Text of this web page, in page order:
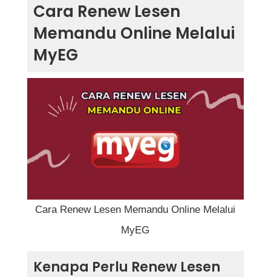
Melalui MyEG
Kenapa Perlu Renew Lesen Memandu?
Langkah-Langkah Cara Renew Lesen
Memandu Online Melalui MyEG
1. Daftar atau Log Masuk ke Akaun
2. Pilih Perkhidmatan Pembaharuan
Diperlukan
Cara Renew Lesen
Memandu Online Melalui
MyEG
Cara Renew Lesen Memandu Online Melalui
MyEG
Kenapa Perlu Renew Lesen